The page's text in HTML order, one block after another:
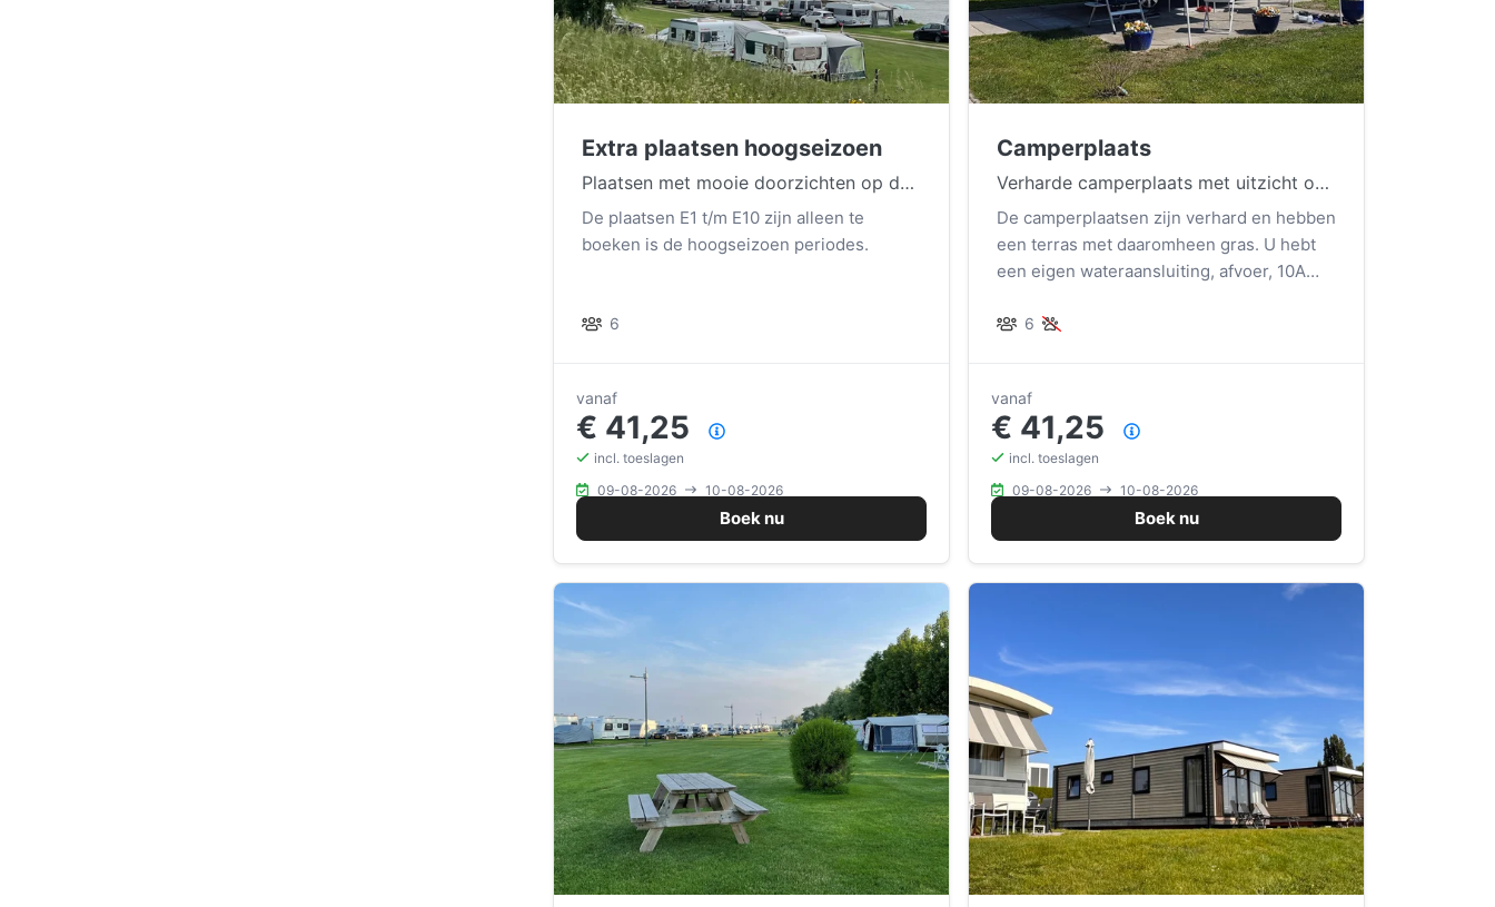
Extra plaatsen hoogseizoen
Plaatsen met mooie doorzichten op de Waal.
De plaatsen E1 t/m E10 zijn alleen te
boeken is de hoogseizoen periodes.
6
vanaf
€ 41,25
incl. toeslagen
09-08-2026
10-08-2026
Boek nu
Camperplaats
Verharde camperplaats met uitzicht op de Waal
De camperplaatsen zijn verhard en hebben
een terras met daaromheen gras. U hebt
een eigen wateraansluiting, afvoer, 10A
6
vanaf
€ 41,25
incl. toeslagen
09-08-2026
10-08-2026
Boek nu